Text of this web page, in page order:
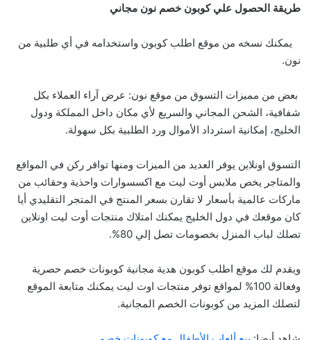
طريقة الحصول علي كوبون خصم نون مجاني
يمكنك نسخه من موقع اطلب كوبون واستخدامه في أي طلبية من
نون.
بعض من مميزات التسوق من موقع نون: عرض آراء العملاء بكل
شفافية، الشحن المجاني والسريع لأي مكان داخل المملكة ودول
الخليج، إمكانية استرداد الأموال ورد الطلبية بكل سهولة.
التسوق اونلاين يوفر العديد من الميزات ومنها توافر ركن في المواقع
والمتاجر يخص ملابس أوت ليت مع اكسسوارات واحذية وحقائب من
ماركات عالمية بأسعار لا تقارن بسعر المنتج في المتجر التقليدي أيا
كان موقعك في دول الخليج يمكنك امتلاك منتجات أوت ليت اونلاين
تصلك لباب المنزل بخصومات تصل إلي 80%.
ويقدم لك موقع اطلب كوبون هدية مجانية كوبونات خصم حصرية
وفعالة 100% لمواقع توفر منتجات اوت ليت يمكنك متابعة الموقع
لتصلك المزيد من كوبونات الخصم المجانية.